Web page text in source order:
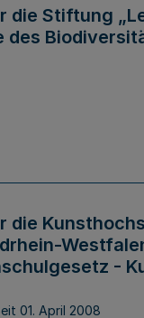
die Stiftung
des
die
-
01. April 2008